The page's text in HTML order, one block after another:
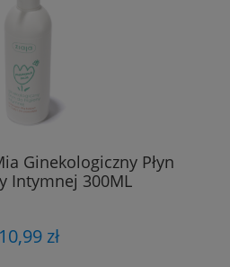
Ginekologiczny Płyn
Intymnej 300ML
10,99 zł